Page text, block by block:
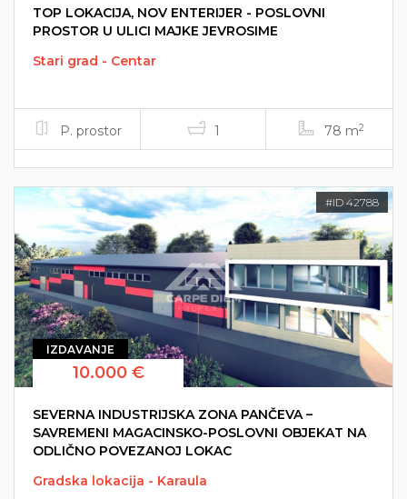
TOP LOKACIJA, NOV ENTERIJER - POSLOVNI
PROSTOR U ULICI MAJKE JEVROSIME
Stari grad - Centar
P. prostor 1 78 m2
#ID 42788
IZDAVANJE
10.000 €
SEVERNA INDUSTRIJSKA ZONA PANČEVA –
SAVREMENI MAGACINSKO-POSLOVNI OBJEKAT NA
ODLIČNO POVEZANOJ LOKAC
Gradska lokacija - Karaula